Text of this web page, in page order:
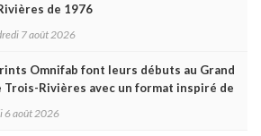
de 1976
7 août 2026
Omnifab font leurs débuts au Grand
Trois-Rivières avec un format inspiré de
6 août 2026